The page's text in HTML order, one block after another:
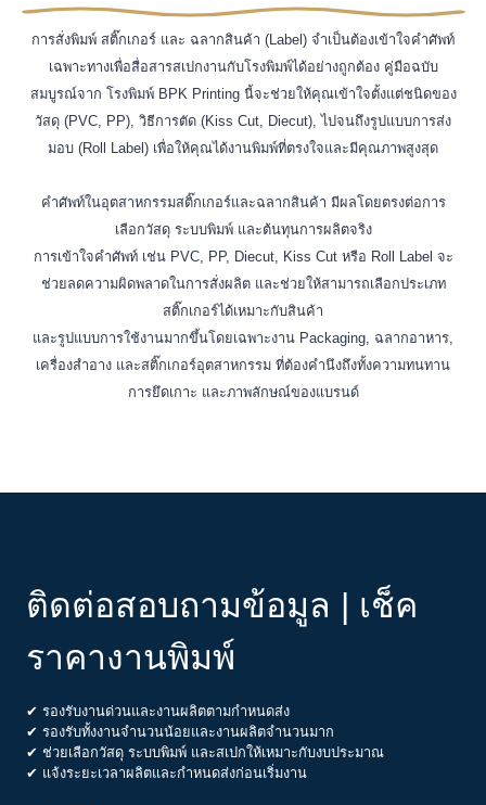
การสั่งพิมพ์ สติ๊กเกอร์ และ ฉลากสินค้า (Label) จำเป็นต้องเข้าใจคำศัพท์
เฉพาะทางเพื่อสื่อสารสเปกงานกับโรงพิมพ์ได้อย่างถูกต้อง คู่มือฉบับ
สมบูรณ์จาก โรงพิมพ์ BPK Printing นี้จะช่วยให้คุณเข้าใจตั้งแต่ชนิดของ
วัสดุ (PVC, PP), วิธีการตัด (Kiss Cut, Diecut), ไปจนถึงรูปแบบการส่ง
มอบ (Roll Label) เพื่อให้คุณได้งานพิมพ์ที่ตรงใจและมีคุณภาพสูงสุด
คำศัพท์ในอุตสาหกรรมสติ๊กเกอร์และฉลากสินค้า มีผลโดยตรงต่อการ
เลือกวัสดุ ระบบพิมพ์ และต้นทุนการผลิตจริง
การเข้าใจคำศัพท์ เช่น PVC, PP, Diecut, Kiss Cut หรือ Roll Label จะ
ช่วยลดความผิดพลาดในการสั่งผลิต และช่วยให้สามารถเลือกประเภท
สติ๊กเกอร์ได้เหมาะกับสินค้า
และรูปแบบการใช้งานมากขึ้นโดยเฉพาะงาน Packaging, ฉลากอาหาร,
เครื่องสำอาง และสติ๊กเกอร์อุตสาหกรรม ที่ต้องคำนึงถึงทั้งความทนทาน
การยึดเกาะ และภาพลักษณ์ของแบรนด์
ติดต่อสอบถามข้อมูล | เช็ค
ราคางานพิมพ์
✔ รองรับงานด่วนและงานผลิตตามกำหนดส่ง
✔ รองรับทั้งงานจำนวนน้อยและงานผลิตจำนวนมาก
✔ ช่วยเลือกวัสดุ ระบบพิมพ์ และสเปกให้เหมาะกับงบประมาณ
✔ แจ้งระยะเวลาผลิตและกำหนดส่งก่อนเริ่มงาน